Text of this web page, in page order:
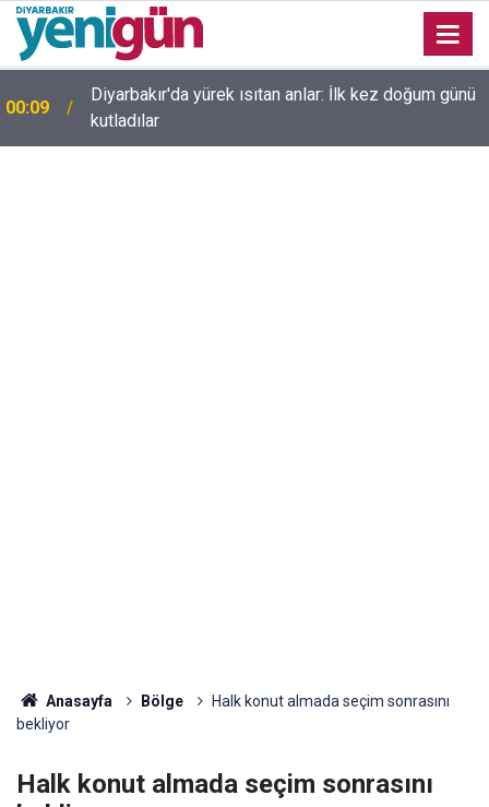
23:36 Diyarbakır'da düğün salonunda kavga: Yaralılar var
Anasayfa Bölge
Halk konut almada seçim sonrasını
bekliyor
Halk konut almada seçim sonrasını